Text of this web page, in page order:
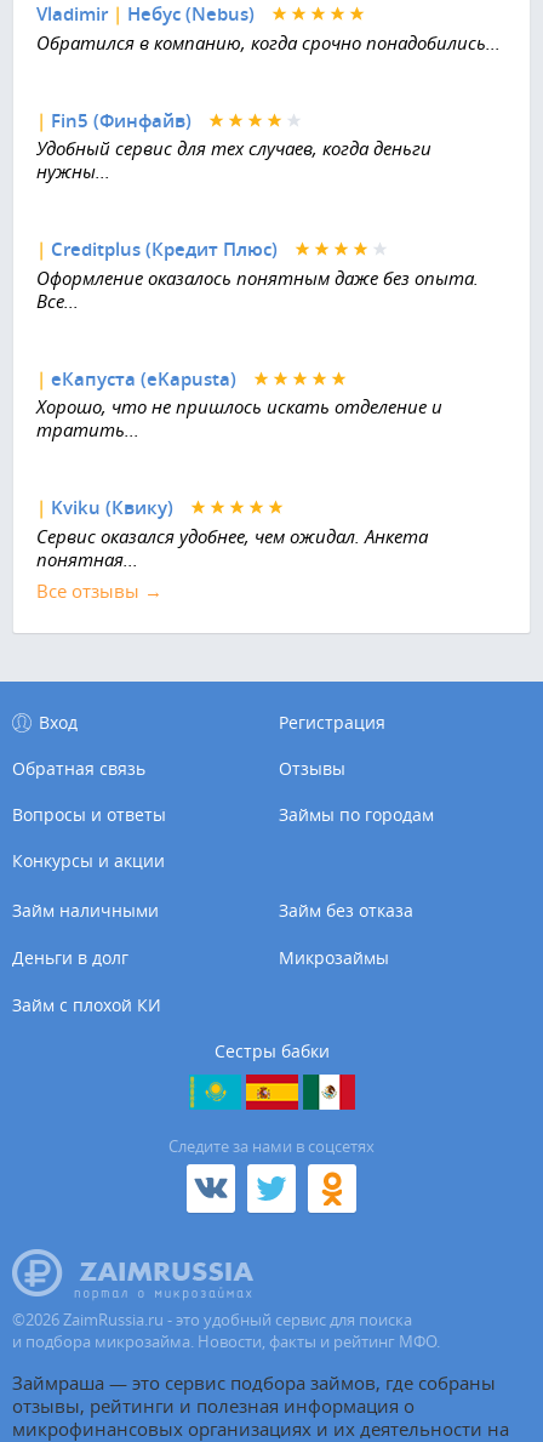
Vladimir | Небус (Nebus)
Обратился в компанию, когда срочно понадобились...
| Fin5 (Финфайв)
Удобный сервис для тех случаев, когда деньги
нужны...
| Creditplus (Кредит Плюс)
Оформление оказалось понятным даже без опыта.
Все...
| еКапуста (eKapusta)
Хорошо, что не пришлось искать отделение и
тратить...
| Kviku (Квику)
Сервис оказался удобнее, чем ожидал. Анкета
понятная...
Все отзывы →
Вход
Регистрация
Обратная связь
Отзывы
Вопросы и ответы
Займы по городам
Конкурсы и акции
Займ наличными Займ без отказа
Деньги в долг Микрозаймы
Займ с плохой КИ
Сестры бабки
Cледите за нами в соцсетях
©2026ZaimRussia.ru - это удобный сервис для поиска
и подбора микрозайма. Новости, факты и рейтинг МФО.
Займраша — это сервис подбора займов, где собраны
отзывы, рейтинги и полезная информация о
микрофинансовых организациях и их деятельности на